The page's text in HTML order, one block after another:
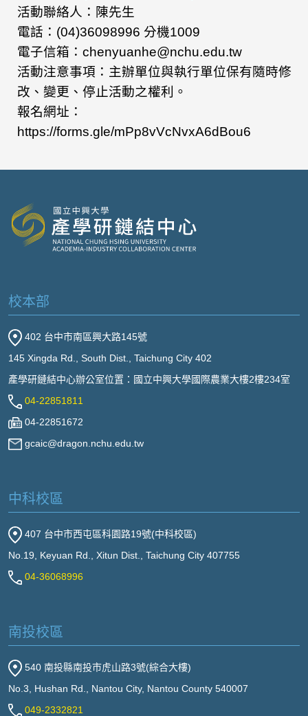
活動聯絡人：陳先生
電話：(04)36098996 分機1009
電子信箱：chenyuanhe@nchu.edu.tw
活動注意事項：主辦單位與執行單位保有隨時修
改、變更、停止活動之權利。
報名網址：
https://forms.gle/mPp8vVcNvxA6dBou6
校本部
402 台中市南區興大路145號
145 Xingda Rd., South Dist., Taichung City 402
產學研鏈結中心辦公室位置：國立中興大學國際農業大樓2樓234室
04-22851811
04-22851672
gcaic@dragon.nchu.edu.tw
中科校區
407 台中市西屯區科園路19號(中科校區)
No.19, Keyuan Rd., Xitun Dist., Taichung City 407755
04-36068996
南投校區
540 南投縣南投市虎山路3號(綜合大樓)
No.3, Hushan Rd., Nantou City, Nantou County 540007
049-2332821